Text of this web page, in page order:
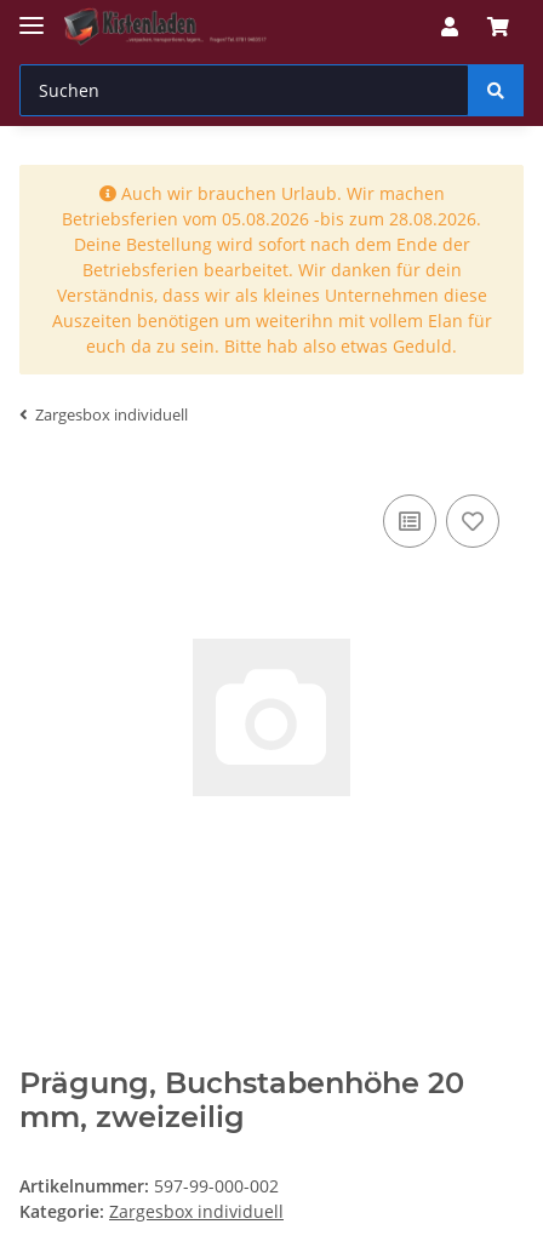
Auch wir brauchen Urlaub. Wir machen
Betriebsferien vom 05.08.2026 -bis zum 28.08.2026.
Deine Bestellung wird sofort nach dem Ende der
Betriebsferien bearbeitet. Wir danken für dein
Verständnis, dass wir als kleines Unternehmen diese
Auszeiten benötigen um weiterihn mit vollem Elan für
euch da zu sein. Bitte hab also etwas Geduld.
Zargesbox individuell
Prägung, Buchstabenhöhe 20
mm, zweizeilig
Artikelnummer: 597-99-000-002
Kategorie: Zargesbox individuell